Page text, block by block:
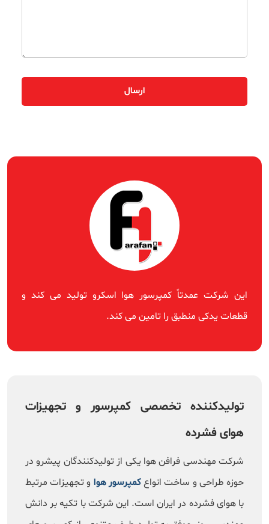
این شرکت عمدتاً کمپرسور هوا اسکرو تولید می کند و
قطعات یدکی منطبق را تامین می کند.
تولیدکننده تخصصی کمپرسور و تجهیزات
هوای فشرده
شرکت مهندسی فرافن هوا یکی از تولیدکنندگان پیشرو در
حوزه طراحی و ساخت انواعکمپرسور هوا و تجهیزات مرتبط
با هوای فشرده در ایران است. این شرکت با تکیه بر دانش